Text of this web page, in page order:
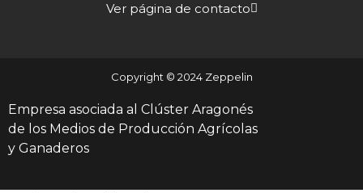
Ver página de contacto
Copyright © 2024 Zeppelin
Empresa asociada al Clúster Aragonés
de los Medios de Producción Agrícolas
y Ganaderos